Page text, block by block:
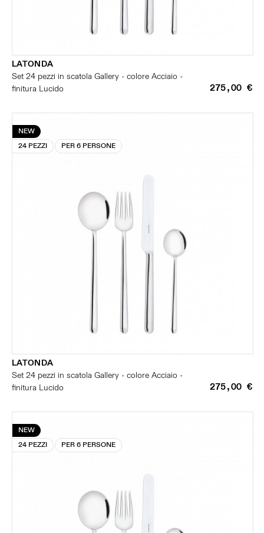
LATONDA
Set 24 pezzi in scatola Gallery - colore Acciaio -
finitura Lucido
275,00 €
NEW
24 PEZZI
PER 6 PERSONE
LATONDA
Set 24 pezzi in scatola Gallery - colore Acciaio -
finitura Lucido
275,00 €
NEW
24 PEZZI
PER 6 PERSONE